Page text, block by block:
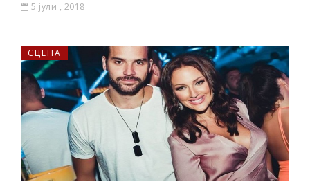
5 јули , 2018
СЦЕНА